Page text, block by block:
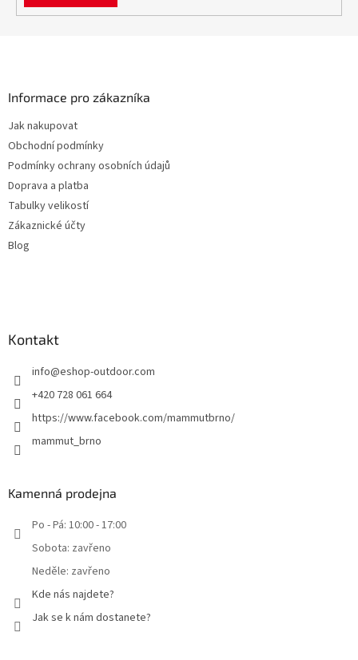
Informace pro zákazníka
Jak nakupovat
Obchodní podmínky
Podmínky ochrany osobních údajů
Doprava a platba
Tabulky velikostí
Zákaznické účty
Blog
Kontakt
info@eshop-outdoor.com
+420 728 061 664
https://www.facebook.com/mammutbrno/
mammut_brno
Kamenná prodejna
Po - Pá: 10:00 - 17:00
Sobota: zavřeno
Neděle: zavřeno
Kde nás najdete?
Jak se k nám dostanete?